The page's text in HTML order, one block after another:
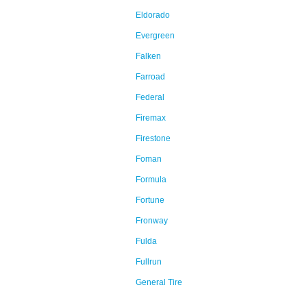
Eldorado
Evergreen
Falken
Farroad
Federal
Firemax
Firestone
Foman
Formula
Fortune
Fronway
Fulda
Fullrun
General Tire